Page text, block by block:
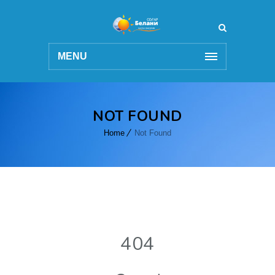
MENU
NOT FOUND
Home Not Found
404